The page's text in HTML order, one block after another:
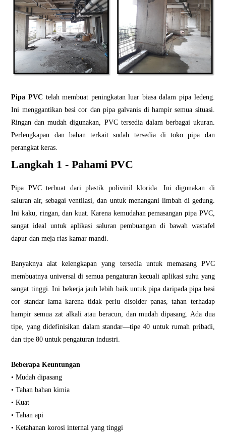
Pipa PVC telah membuat peningkatan luar biasa dalam pipa ledeng.
Ini menggantikan besi cor dan pipa galvanis di hampir semua situasi.
Ringan dan mudah digunakan, PVC tersedia dalam berbagai ukuran.
Perlengkapan dan bahan terkait sudah tersedia di toko pipa dan
perangkat keras.
Langkah 1 - Pahami PVC
Pipa PVC terbuat dari plastik polivinil klorida. Ini digunakan di
saluran air, sebagai ventilasi, dan untuk menangani limbah di gedung.
Ini kaku, ringan, dan kuat. Karena kemudahan pemasangan pipa PVC,
sangat ideal untuk aplikasi saluran pembuangan di bawah wastafel
dapur dan meja rias kamar mandi.
Banyaknya alat kelengkapan yang tersedia untuk memasang PVC
membuatnya universal di semua pengaturan kecuali aplikasi suhu yang
sangat tinggi. Ini bekerja jauh lebih baik untuk pipa daripada pipa besi
cor standar lama karena tidak perlu disolder panas, tahan terhadap
hampir semua zat alkali atau beracun, dan mudah dipasang. Ada dua
tipe, yang didefinisikan dalam standar—tipe 40 untuk rumah pribadi,
dan tipe 80 untuk pengaturan industri.
Beberapa Keuntungan
• Mudah dipasang
• Tahan bahan kimia
• Kuat
• Tahan api
• Ketahanan korosi internal yang tinggi